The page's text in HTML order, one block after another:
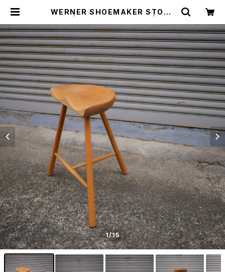
WERNER SHOEMAKER STOOL
区神楽坂のリサイクルショップ・古着
1/15